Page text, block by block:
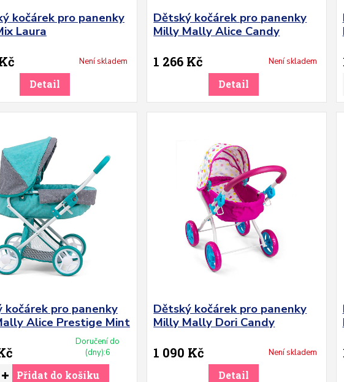
kočárek pro panenky
Laura
Není skladem
Detail
Dětský kočárek pro panenky
Milly Mally Alice Candy
1 266 Kč
Není skladem
Detail
kočárek pro panenky
Alice Prestige Mint
Doručení do
(dny):6
Přidat do košíku
Dětský kočárek pro panenky
Milly Mally Dori Candy
1 090 Kč
Není skladem
Detail